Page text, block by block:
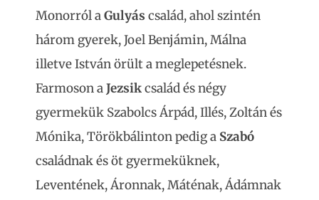
Monorról aGulyás család, ahol szintén
három gyerek, Joel Benjámin, Málna
illetve István örült a meglepetésnek.
Farmoson aJezsikcsalád és négy
gyermekük Szabolcs Árpád, Illés, Zoltán és
Mónika, Törökbálinton pedig a Szabó
családnak és öt gyermeküknek,
Leventének, Áronnak, Máténak, Ádámnak